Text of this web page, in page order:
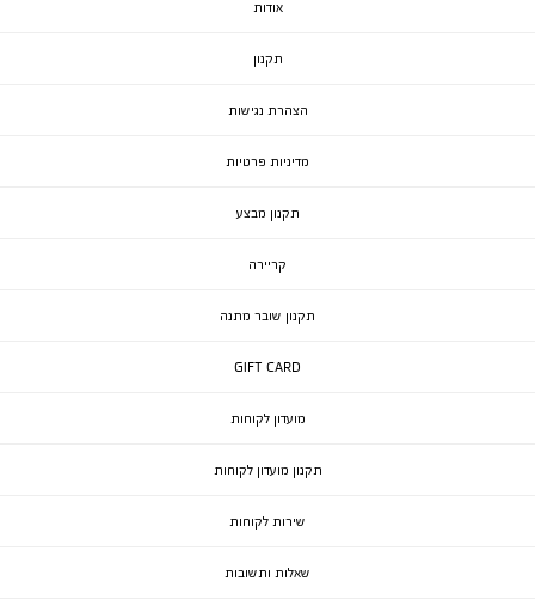
אודות
תקנון
הצהרת נגישות
מדיניות פרטיות
תקנון מבצע
קריירה
תקנון שובר מתנה
GIFT CARD
מועדון לקוחות
תקנון מועדון לקוחות
שירות לקוחות
שאלות ותשובות